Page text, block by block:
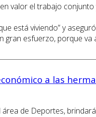
valor el trabajo
está viviendo” y
gran esfuerzo, porque
a las
área de Deportes,